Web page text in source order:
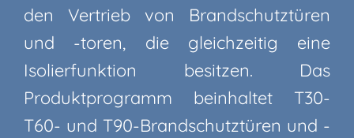
den Vertrieb von Brandschutztüren
und -toren, die gleichzeitig eine
Isolierfunktion besitzen. Das
Produktprogramm beinhaltet T30-
T60- und T90-Brandschutztüren und -